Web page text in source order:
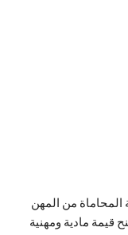
المحاماة من المهن
قيمة مادية ومهنية